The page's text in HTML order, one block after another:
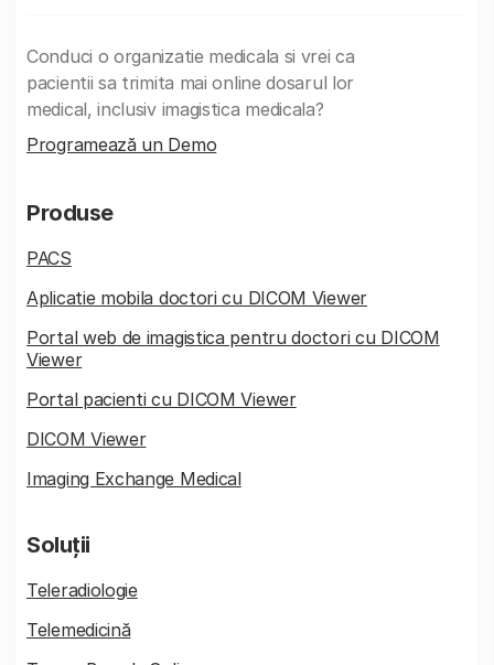
Conduci o organizatie medicala si vrei ca
pacientii sa trimita mai online dosarul lor
medical, inclusiv imagistica medicala?
Programează un Demo
Produse
PACS
Aplicatie mobila doctori cu DICOM Viewer
Portal web de imagistica pentru doctori cu DICOM
Viewer
Portal pacienti cu DICOM Viewer
DICOM Viewer
Imaging Exchange Medical
Soluții
Teleradiologie
Telemedicină